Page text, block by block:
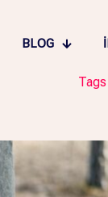
BLOG
Tags